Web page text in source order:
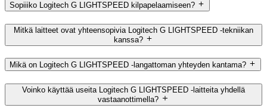
Sopiiiko Logitech G LIGHTSPEED kilpapelaamiseen?
Mitkä laitteet ovat yhteensopivia Logitech G LIGHTSPEED -tekniikan
kanssa?
Mikä on Logitech G LIGHTSPEED -langattoman yhteyden kantama?
Voinko käyttää useita Logitech G LIGHTSPEED -laitteita yhdellä
vastaanottimella?